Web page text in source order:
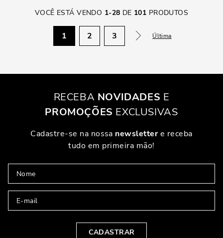
VOCÊ ESTÁ VENDO 1-28 DE 101 PRODUTOS
1 2 3 Última
RECEBA NOVIDADES E
PROMOÇÕES EXCLUSIVAS
Cadastre-se na nossa newslettere receba
tudo em primeira mão!
CADASTRAR